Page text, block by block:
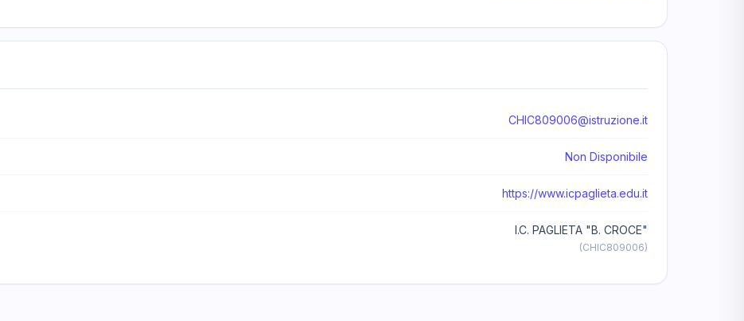
CHIC809006@istruzione.it
Non Disponibile
https://www.icpaglieta.edu.it
I.C. PAGLIETA "B. CROCE"
(CHIC809006)